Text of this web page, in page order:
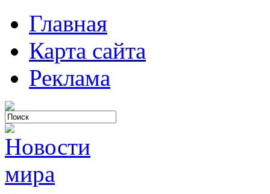
Главная
Карта сайта
Реклама